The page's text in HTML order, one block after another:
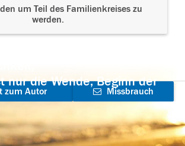
um Teil des Familienkreises zu
werden.
nur die Wende, Beginn der
zum Autor
Missbrauch